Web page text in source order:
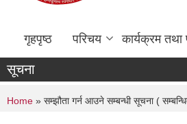
गृहपृष्ठ परिचय कार्यक्रम तथा
सूचना
You are here
Home » सम्झौता गर्न आउने सम्बन्धी सूचना (